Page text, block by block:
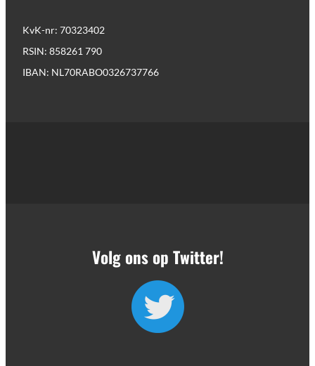
KvK-nr: 70323402
RSIN: 858261 790
IBAN: NL70RABO0326737766
Volg ons op Twitter!